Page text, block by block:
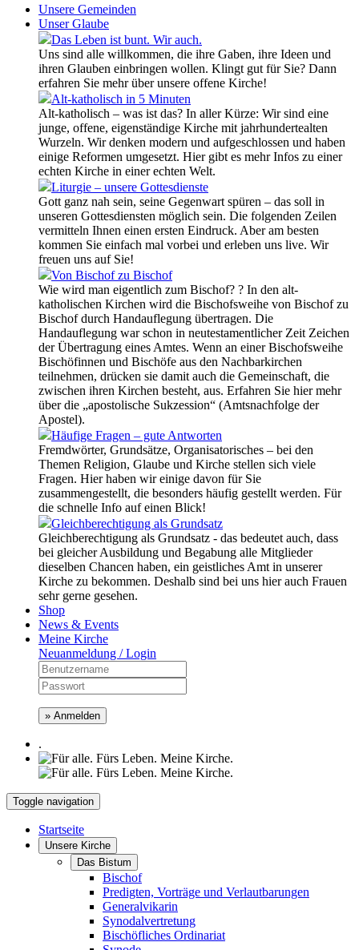
Unsere Gemeinden
Unser Glaube
Das Leben ist bunt. Wir auch.
Uns sind alle willkommen, die ihre Gaben, ihre Ideen und
ihren Glauben einbringen wollen. Klingt gut für Sie? Dann
erfahren Sie mehr über unsere offene Kirche!
Alt-katholisch in 5 Minuten
Alt-katholisch – was ist das? In aller Kürze: Wir sind eine
junge, offene, eigenständige Kirche mit jahrhundertealten
Wurzeln. Wir denken modern und aufgeschlossen und haben
einige Reformen umgesetzt. Hier gibt es mehr Infos zu einer
echten Kirche in einer echten Welt.
Liturgie – unsere Gottesdienste
Gott ganz nah sein, seine Gegenwart spüren – das soll in
unseren Gottesdiensten möglich sein. Die folgenden Zeilen
vermitteln Ihnen einen ersten Eindruck. Aber am besten
kommen Sie einfach mal vorbei und erleben uns live. Wir
freuen uns auf Sie!
Von Bischof zu Bischof
Wie wird man eigentlich zum Bischof? ? In den alt-
katholischen Kirchen wird die Bischofsweihe von Bischof zu
Bischof durch Handauflegung übertragen. Die
Handauflegung war schon in neutestamentlicher Zeit Zeichen
der Übertragung eines Amtes. Wenn an einer Bischofsweihe
Bischöfinnen und Bischöfe aus den Nachbarkirchen
teilnehmen, drücken sie damit auch die Gemeinschaft, die
zwischen ihren Kirchen besteht, aus. Erfahren Sie hier mehr
über die „apostolische Sukzession“ (Amtsnachfolge der
Apostel).
Häufige Fragen – gute Antworten
Fremdwörter, Grundsätze, Organisatorisches – bei den
Themen Religion, Glaube und Kirche stellen sich viele
Fragen. Hier haben wir einige davon für Sie
zusammengestellt, die besonders häufig gestellt werden. Für
die schnelle Info auf einen Blick!
Gleichberechtigung als Grundsatz
Gleichberechtigung als Grundsatz - das bedeutet auch, dass
bei gleicher Ausbildung und Begabung alle Mitglieder
dieselben Chancen haben, ein geistliches Amt in unserer
Kirche zu bekommen. Deshalb sind bei uns hier auch Frauen
sehr gerne gesehen.
Shop
News & Events
Meine Kirche
Neuanmeldung / Login
» Anmelden
.
Toggle navigation
Startseite
Unsere Kirche
Das Bistum
Bischof
Predigten, Vorträge und Verlautbarungen
Generalvikarin
Synodalvertretung
Bischöfliches Ordinariat